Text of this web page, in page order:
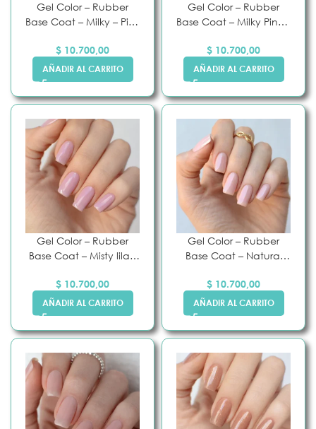
Gel Color – Rubber
Base Coat – Milky – Pink
$ 10.700,00
AÑADIR AL CARRITO
Gel Color – Rubber
Base Coat – Milky Pink –
$ 10.700,00
AÑADIR AL CARRITO
Gel Color – Rubber
Base Coat – Misty lilac
$ 10.700,00
AÑADIR AL CARRITO
Gel Color – Rubber
Base Coat – Natural
$ 10.700,00
AÑADIR AL CARRITO